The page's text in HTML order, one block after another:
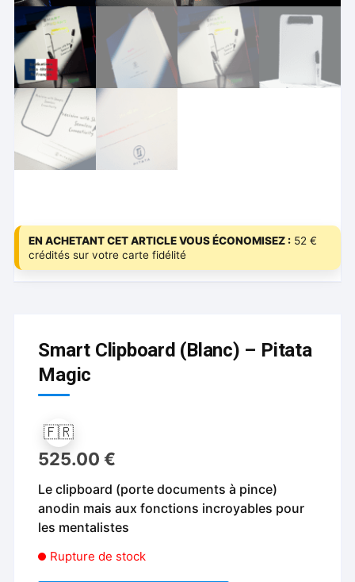
EN ACHETANT CET ARTICLE VOUS ÉCONOMISEZ : 52 €
crédités sur votre carte fidélité
Smart Clipboard (Blanc) – Pitata
Magic
🇫🇷
525.00€
Le clipboard (porte documents à pince)
anodin mais aux fonctions incroyables pour
les mentalistes
Rupture de stock